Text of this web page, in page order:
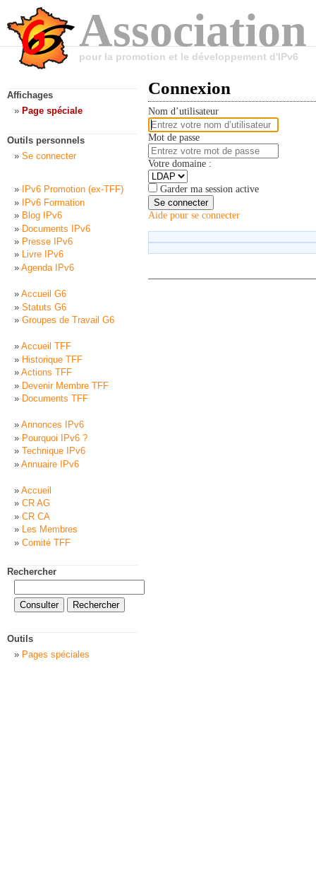
pour la promotion et le développement d'IPv6
Connexion
Nom d’utilisateur
Mot de passe
Votre domaine :
Garder ma session active
Se connecter
Aide pour se connecter
Affichages
Page spéciale
Outils personnels
Se connecter
IPv6 Promotion (ex-TFF)
IPv6 Formation
Blog IPv6
Documents IPv6
Presse IPv6
Livre IPv6
Agenda IPv6
Accueil G6
Statuts G6
Groupes de Travail G6
Accueil TFF
Historique TFF
Actions TFF
Devenir Membre TFF
Documents TFF
Annonces IPv6
Pourquoi IPv6 ?
Technique IPv6
Annuaire IPv6
Accueil
CR AG
CR CA
Les Membres
Comité TFF
Rechercher
Outils
Pages spéciales